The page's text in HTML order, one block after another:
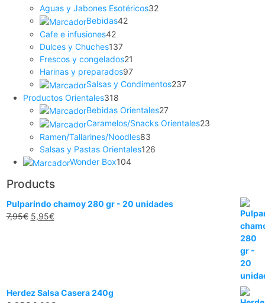
Aguas y Jabones Esotéricos32
Bebidas42
Cafe e infusiones42
Dulces y Chuches137
Frescos y congelados21
Harinas y preparados97
Salsas y Condimentos237
Productos Orientales318
Bebidas Orientales27
Caramelos/Snacks Orientales23
Ramen/Tallarines/Noodles83
Salsas y Pastas Orientales126
Wonder Box104
Products
Pulparindo chamoy 280 gr - 20 unidades
7,95€ 5,95€
Herdez Salsa Casera 240g